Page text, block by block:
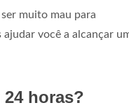
muito mau para
você a alcançar
horas?